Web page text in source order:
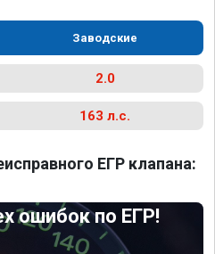
Заводские
2.0
163 л.с.
ЕГР клапана:
ошибок по ЕГР!